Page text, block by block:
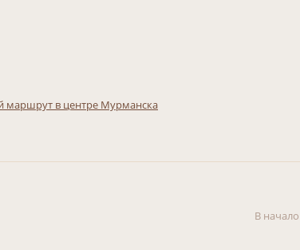
маршрут в центре Мурманска
В начало